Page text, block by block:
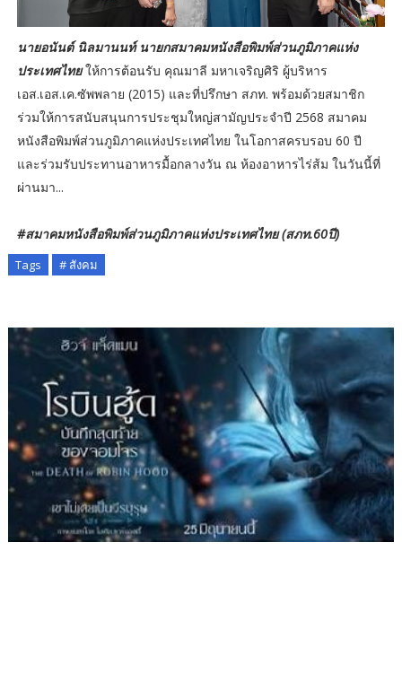
นายอนันต์ นิลมานนท์ นายกสมาคมหนังสือพิมพ์ส่วนภูมิภาคแห่ง
ประเทศไทยให้การต้อนรับ คุณมาลี มหาเจริญศิริ ผู้บริหาร
เอส.เอส.เค.ซัพพลาย (2015) และที่ปรึกษา สภท. พร้อมด้วยสมาชิก
ร่วมให้การสนับสนุนการประชุมใหญ่สามัญประจำปี 2568 สมาคม
หนังสือพิมพ์ส่วนภูมิภาคแห่งประเทศไทย ในโอกาสครบรอบ 60 ปี
และร่วมรับประทานอาหารมื้อกลางวัน ณ ห้องอาหารไร่ส้ม ในวันนี้ที่
ผ่านมา...
#สมาคมหนังสือพิมพ์ส่วนภูมิภาคแห่งประเทศไทย (สภท.60ปี)
Tags # สังคม